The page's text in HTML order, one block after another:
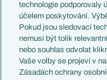
technologie podporovaly
účelem poskytování.
Pokud jsou sledovací
nemusí být tolik
nebo souhlas odvolat
Vaše volby se projeví v
Zásadách ochrany